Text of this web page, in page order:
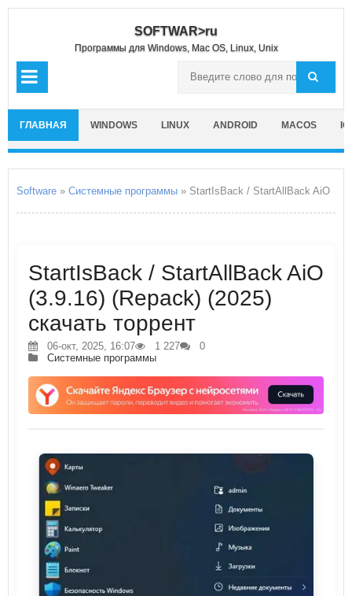
SOFTWAR>ru
Программы для Windows, Mac OS, Linux, Unix
ГЛАВНАЯ WINDOWS LINUX ANDROID MACOS
Software » Системные программы » StartIsBack / StartAllBack AiO
StartIsBack / StartAllBack AiO
(3.9.16) (Repack) (2025)
скачать торрент
06-окт, 2025, 16:07 1 227
0
Системные программы